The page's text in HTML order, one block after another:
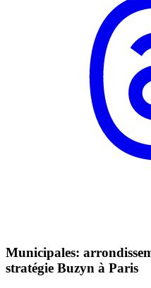
Municipales:
stratégie Buzyn à Paris